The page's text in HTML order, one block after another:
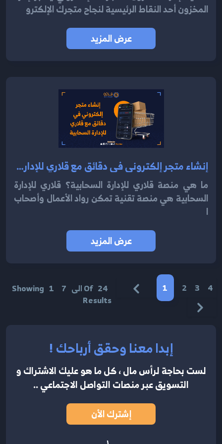
المخزون أحد النقاط الرئيسية لنجاح متجرك الإلكترو
عرض المزيد
إنشاء متجر إلكتروني في دقائق مع قلاري للإدارة السحابية 2024
ما هي منصة قلاري للإدارة السحابية؟ قلاري للإدارة
السحابية هي منصة تقنية تمكن رواد الأعمال وأصحاب
ا
عرض المزيد
Showing 1 الى 7 Of 24
Results
1 2 3 4
إبدا معنا وحقق أرباحك !
لست بحاجة لرأس مال ، كل ما هو عليك الاشتراكو
التسويق عبر منصات التواصل الاجتماعي ..
إشترك الأن